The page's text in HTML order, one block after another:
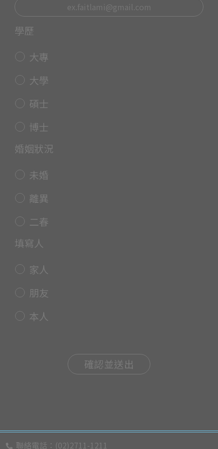
學歷
大專
大學
碩士
博士
婚姻狀況
未婚
離異
二春
填寫人
家人
朋友
本人
聯絡電話：(02)2711-1211